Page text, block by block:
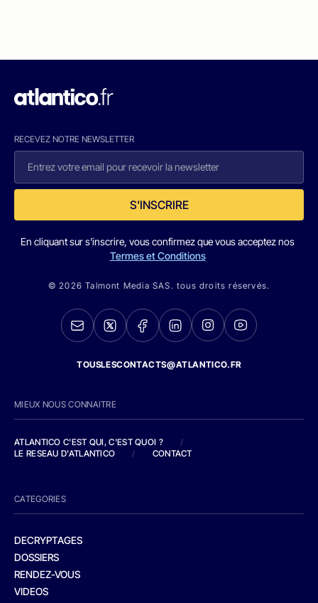
RECEVEZ NOTRE NEWSLETTER
S'INSCRIRE
En cliquant sur s'inscrire, vous confirmez que vous acceptez nos
Termes et Conditions
© 2026 Talmont Media SAS. tous droits réservés.
TOUSLESCONTACTS@ATLANTICO.FR
MIEUX NOUS CONNAITRE
ATLANTICO C'EST QUI, C'EST QUOI ?
/
LE RESEAU D'ATLANTICO
/ CONTACT
CATEGORIES
DECRYPTAGES
DOSSIERS
RENDEZ-VOUS
VIDEOS